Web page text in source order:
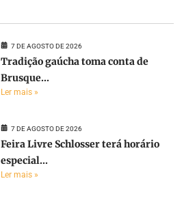
7 DE AGOSTO DE 2026
Tradição gaúcha toma conta de
Brusque...
Ler mais »
7 DE AGOSTO DE 2026
Feira Livre Schlosser terá horário
especial...
Ler mais »